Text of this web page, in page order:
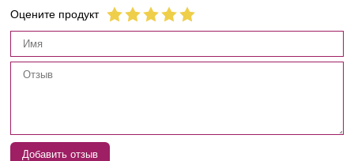
Оцените продукт
Добавить отзыв